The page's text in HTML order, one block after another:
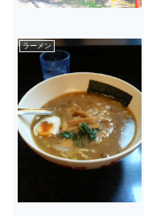
ラーメン